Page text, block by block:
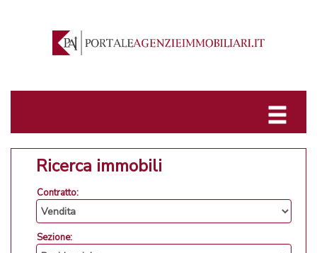
Ricerca immobili
Contratto:
Sezione: